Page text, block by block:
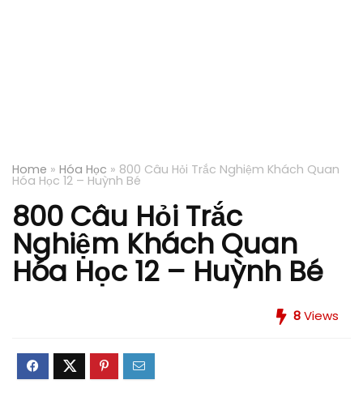
Home » Hóa Học » 800 Câu Hỏi Trắc Nghiệm Khách Quan
Hóa Học 12 – Huỳnh Bé
800 Câu Hỏi Trắc
Nghiệm Khách Quan
Hóa Học 12 – Huỳnh Bé
8Views